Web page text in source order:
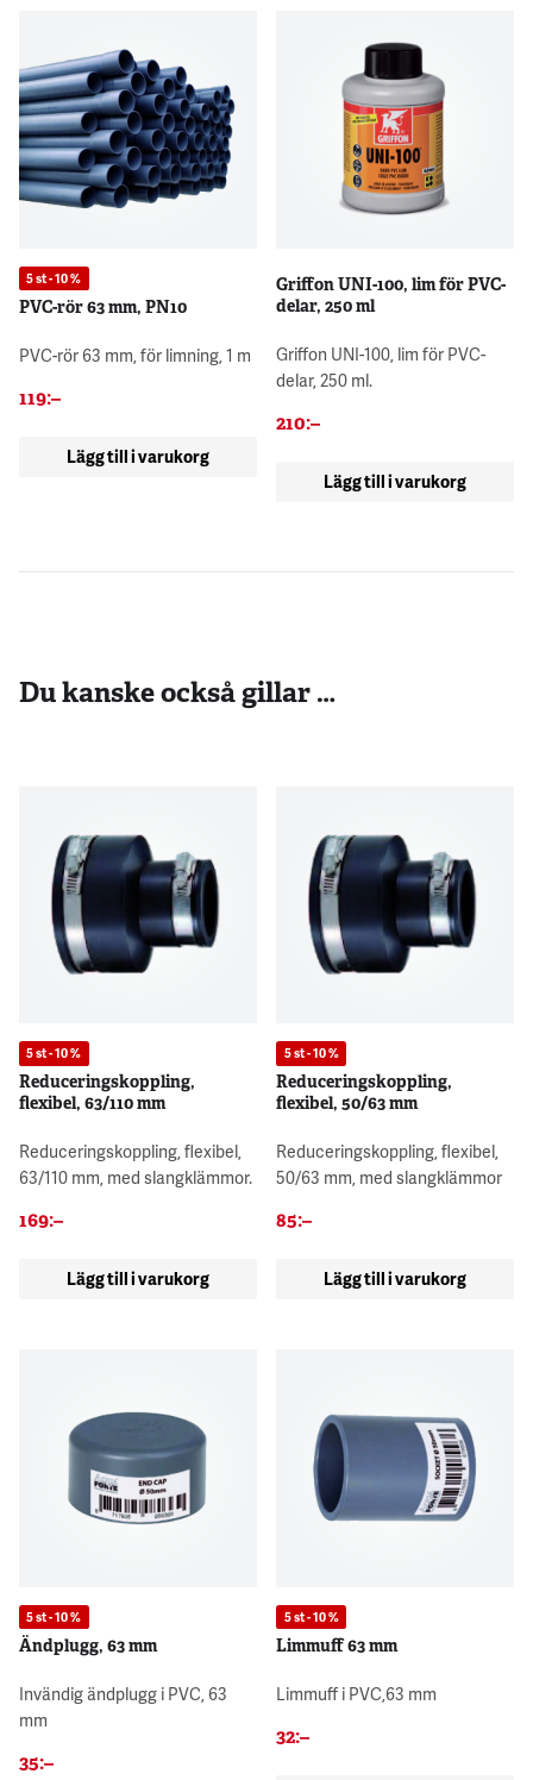
5 st - 10 %
PVC-rör 63 mm, PN10
PVC-rör 63 mm, för limning, 1 m
119:–
Lägg till i varukorg
Griffon UNI-100, lim för PVC-
delar, 250 ml
Griffon UNI-100, lim för PVC-
delar, 250 ml.
210:–
Lägg till i varukorg
Du kanske också gillar …
5 st - 10 %
Reduceringskoppling,
flexibel, 63/110 mm
Reduceringskoppling, flexibel,
63/110 mm, med slangklämmor.
169:–
Lägg till i varukorg
5 st - 10 %
Reduceringskoppling,
flexibel, 50/63 mm
Reduceringskoppling, flexibel,
50/63 mm, med slangklämmor
85:–
Lägg till i varukorg
5 st - 10 %
Ändplugg, 63 mm
Invändig ändplugg i PVC, 63
mm
35:–
5 st - 10 %
Limmuff 63 mm
Limmuff i PVC,63 mm
32:–